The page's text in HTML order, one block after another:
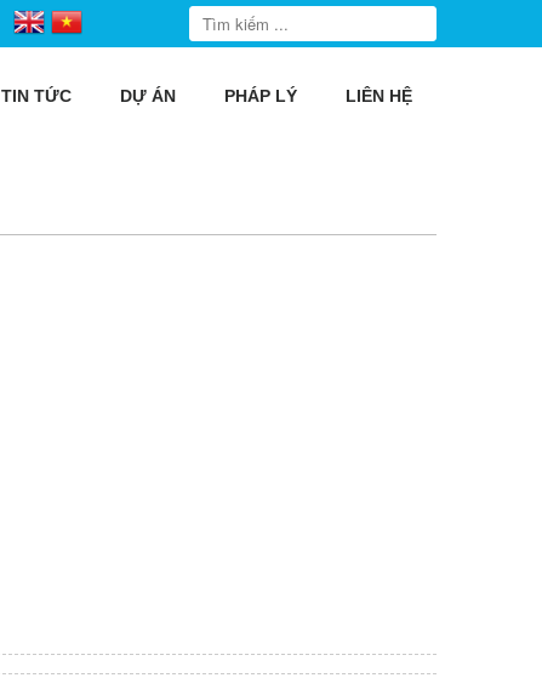
TIN TỨC DỰ ÁN PHÁP LÝ LIÊN HỆ